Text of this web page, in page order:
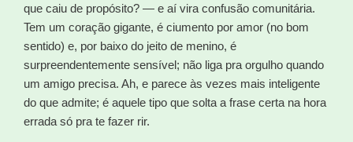
que caiu de propósito? — e aí vira confusão comunitária.
Tem um coração gigante, é ciumento por amor (no bom
sentido) e, por baixo do jeito de menino, é
surpreendentemente sensível; não liga pra orgulho quando
um amigo precisa. Ah, e parece às vezes mais inteligente
do que admite; é aquele tipo que solta a frase certa na hora
errada só pra te fazer rir.